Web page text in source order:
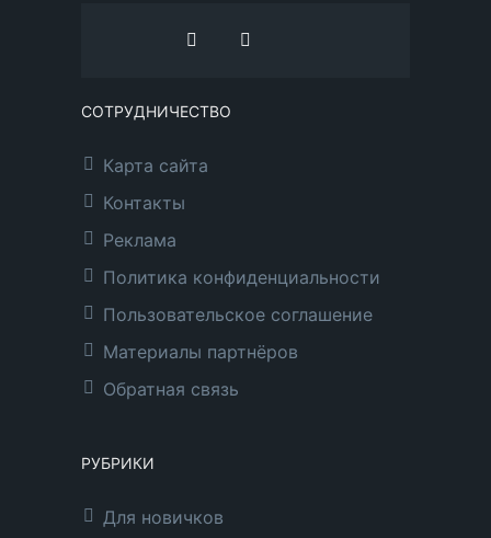
СОТРУДНИЧЕСТВО
Карта сайта
Контакты
Реклама
Политика конфиденциальности
Пользовательское соглашение
Материалы партнёров
Обратная связь
РУБРИКИ
Для новичков